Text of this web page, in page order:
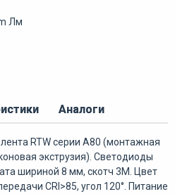
Лм
Аналоги
RTW серии A80 (монтажная
экструзия). Светодиоды
шириной 8 мм, скотч 3M. Цвет
CRI>85, угол 120°. Питание